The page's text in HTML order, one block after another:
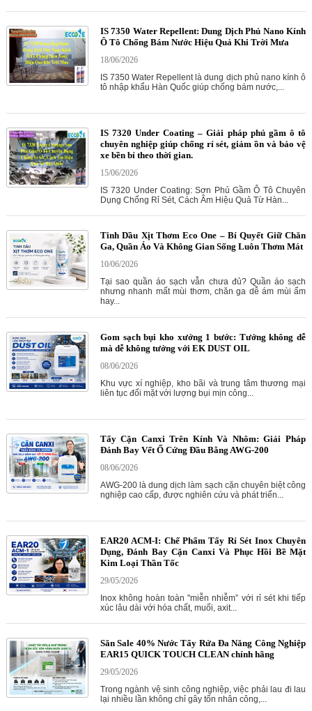
IS 7350 Water Repellent: Dung Dịch Phủ Nano Kính
Ô Tô Chống Bám Nước Hiệu Quả Khi Trời Mưa
18/06/2026
IS 7350 Water Repellent là dung dịch phủ nano kính ô
tô nhập khẩu Hàn Quốc giúp chống bám nước,...
IS 7320 Under Coating – Giải pháp phủ gầm ô tô
chuyên nghiệp giúp chống rỉ sét, giảm ồn và bảo vệ
xe bền bỉ theo thời gian.
15/06/2026
IS 7320 Under Coating: Sơn Phủ Gầm Ô Tô Chuyên
Dụng Chống Rỉ Sét, Cách Âm Hiệu Quả Từ Hàn...
Tinh Dầu Xịt Thơm Eco One – Bí Quyết Giữ Chăn
Ga, Quần Áo Và Không Gian Sống Luôn Thơm Mát
10/06/2026
Tại sao quần áo sạch vẫn chưa đủ? Quần áo sạch
nhưng nhanh mất mùi thơm, chăn ga dễ ám mùi ẩm
hay...
Gom sạch bụi kho xưởng 1 bước: Tưởng không dễ
mà dễ không tưởng với EK DUST OIL
08/06/2026
Khu vực xí nghiệp, kho bãi và trung tâm thương mại
liên tục đối mặt với lượng bụi mịn công...
Tẩy Cặn Canxi Trên Kính Và Nhôm: Giải Pháp
Đánh Bay Vết Ố Cứng Đầu Bằng AWG-200
08/06/2026
AWG-200 là dung dịch làm sạch cặn chuyên biệt công
nghiệp cao cấp, được nghiên cứu và phát triển...
EAR20 ACM-I: Chế Phẩm Tẩy Rỉ Sét Inox Chuyên
Dụng, Đánh Bay Cặn Canxi Và Phục Hồi Bề Mặt
Kim Loại Thần Tốc
29/05/2026
Inox không hoàn toàn "miễn nhiễm” với rỉ sét khi tiếp
xúc lâu dài với hóa chất, muối, axit...
Săn Sale 40% Nước Tẩy Rửa Đa Năng Công Nghiệp
EAR15 QUICK TOUCH CLEAN chính hãng
29/05/2026
Trong ngành vệ sinh công nghiệp, việc phải lau đi lau
lại nhiều lần không chỉ gây tốn nhân công,...